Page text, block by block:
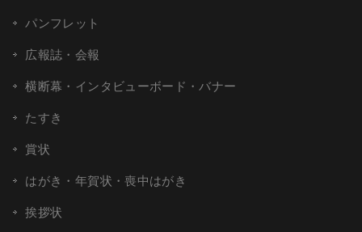
パンフレット
広報誌・会報
横断幕・インタビューボード・バナー
たすき
賞状
はがき・年賀状・喪中はがき
挨拶状